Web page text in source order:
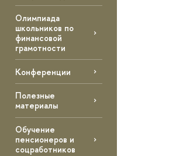
Олимпиада
школьников по
финансовой
грамотности
Конференции
Полезные
материалы
Обучение
пенсионеров и
соцработников